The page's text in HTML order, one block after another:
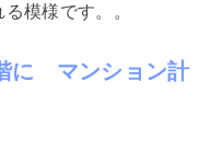
模様です。。
に マンション計